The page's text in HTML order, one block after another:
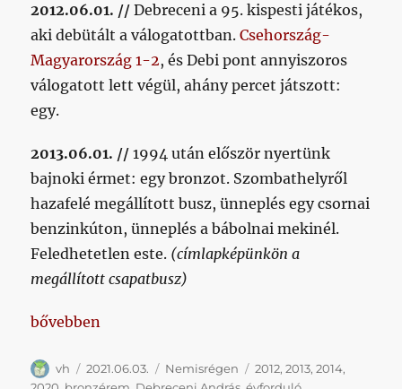
2012.06.01. // Debreceni a 95. kispesti játékos,
aki debütált a válogatottban.Csehország-
Magyarország 1-2, és Debi pont annyiszoros
válogatott lett végül, ahány percet játszott:
egy.
2013.06.01. // 1994 után először nyertünk
bajnoki érmet: egy bronzot. Szombathelyről
hazafelé megállított busz, ünneplés egy csornai
benzinkúton, ünneplés a bábolnai mekinél.
Feledhetetlen este. (címlapképünkön a
megállított csapatbusz)
„Hétentörtént nemisrégen”
bővebben
Szerző
vh Közzétéve
2021.06.03. Kategória
Nemisrégen Címke
2012,2013,2014,